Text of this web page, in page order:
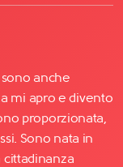
anche
mi apro e divento
proporzionata,
Sono nata in
cittadinanza